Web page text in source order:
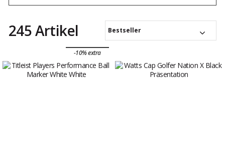
245 Artikel Bestseller
-10% extra